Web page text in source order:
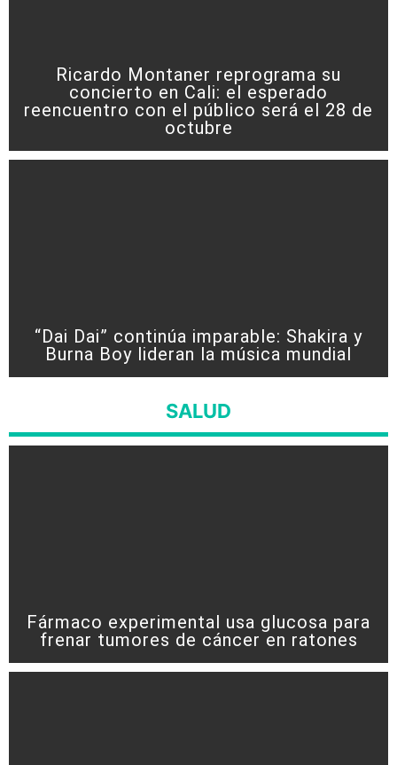
Ricardo Montaner reprograma su
concierto en Cali: el esperado
reencuentro con el público será el 28 de
octubre
“Dai Dai” continúa imparable: Shakira y
Burna Boy lideran la música mundial
SALUD
Fármaco experimental usa glucosa para
frenar tumores de cáncer en ratones